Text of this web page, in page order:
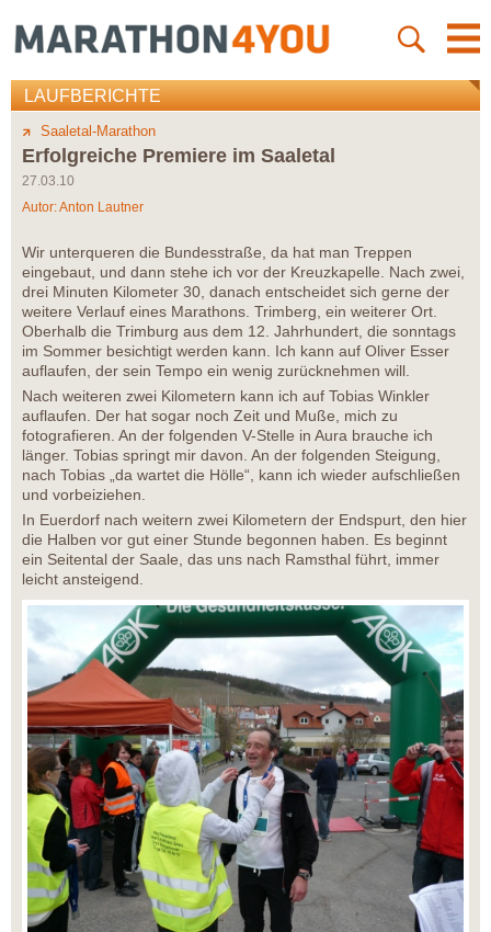
LAUFBERICHTE
Saaletal-Marathon
Erfolgreiche Premiere im Saaletal
27.03.10
Autor:Anton Lautner
Wir unterqueren die Bundesstraße, da hat man Treppen
eingebaut, und dann stehe ich vor der Kreuzkapelle. Nach zwei,
drei Minuten Kilometer 30, danach entscheidet sich gerne der
weitere Verlauf eines Marathons. Trimberg, ein weiterer Ort.
Oberhalb die Trimburg aus dem 12. Jahrhundert, die sonntags
im Sommer besichtigt werden kann. Ich kann auf Oliver Esser
auflaufen, der sein Tempo ein wenig zurücknehmen will.
Nach weiteren zwei Kilometern kann ich auf Tobias Winkler
auflaufen. Der hat sogar noch Zeit und Muße, mich zu
fotografieren. An der folgenden V-Stelle in Aura brauche ich
länger. Tobias springt mir davon. An der folgenden Steigung,
nach Tobias „da wartet die Hölle“, kann ich wieder aufschließen
und vorbeiziehen.
In Euerdorf nach weitern zwei Kilometern der Endspurt, den hier
die Halben vor gut einer Stunde begonnen haben. Es beginnt
ein Seitental der Saale, das uns nach Ramsthal führt, immer
leicht ansteigend.